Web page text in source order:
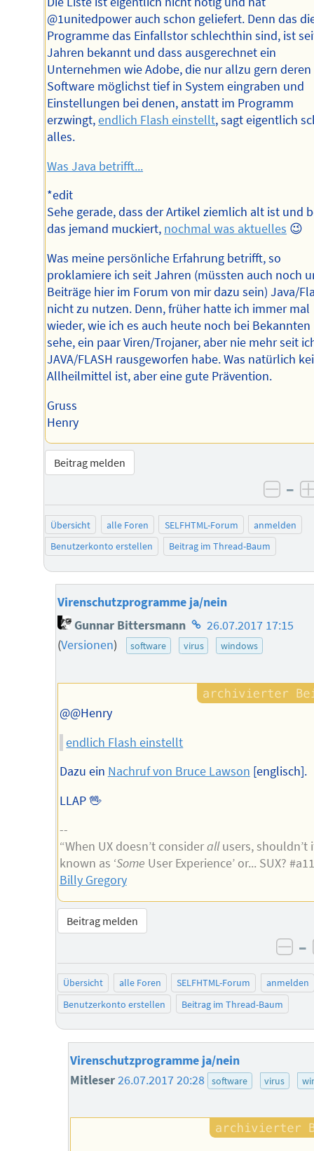
@1unitedpower auch schon geliefert. Denn das
Programme das Einfallstor schlechthin sind, ist
Jahren bekannt und dass ausgerechnet ein
Unternehmen wie Adobe, die nur allzu gern deren
Software möglichst tief in System eingraben und
Einstellungen bei denen, anstatt im Programm
erzwingt,endlich Flash einstellt, sagt eigentlich
alles.
Was Java betrifft...
*edit
Sehe gerade, dass der Artikel ziemlich alt ist und
das jemand muckiert, nochmal was aktuelles 😉
Was meine persönliche Erfahrung betrifft, so
proklamiere ich seit Jahren (müssten auch noch
Beiträge hier im Forum von mir dazu sein) Java/
nicht zu nutzen. Denn, früher hatte ich immer mal
wieder, wie ich es auch heute noch bei Bekannten
sehe, ein paar Viren/Trojaner, aber nie mehr seit
JAVA/FLASH rausgeworfen habe. Was natürlich
Allheilmittel ist, aber eine gute Prävention.
Gruss
Henry
Beitrag melden
–
Übersicht alle Foren SELFHTML-Forum
anmelden
Benutzerkonto erstellen
Beitrag im Thread-Baum
Virenschutzprogramme ja/nein
Gunnar Bittersmann Homepage
des
26.07.2017 17:15
(Versionen) software virus windows
@@Henry
endlich Flash einstellt
Dazu ein Nachruf von Bruce Lawson [englisch].
LLAP 🖖
--
“When UX doesn’t considerallusers, shouldn’t
known as ‘Some User Experience’ or... SUX?
Billy Gregory
Beitrag melden
–
Übersicht alle Foren SELFHTML-Forum
anmelden
Benutzerkonto erstellen
Beitrag im Thread-Baum
Virenschutzprogramme ja/nein
Mitleser26.07.2017 20:28 software virus